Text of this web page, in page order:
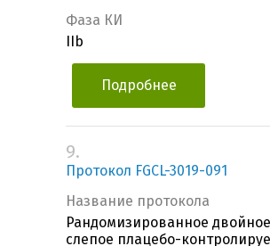
Фаза КИ
IIb
Подробнее
9.
Протокол FGCL-3019-091
Название протокола
Рандомизированное двойное
слепое плацебо-